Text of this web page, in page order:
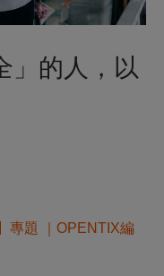
」的人，以
專題 ｜OPENTIX編